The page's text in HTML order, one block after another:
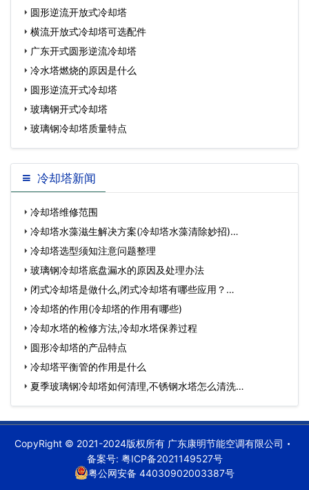
圆形逆流开放式冷却塔
横流开放式冷却塔可选配件
广东开式圆形逆流冷却塔
冷水塔燃烧的原因是什么
圆形逆流开式冷却塔
玻璃钢开式冷却塔
玻璃钢冷却塔质量特点
冷却塔新闻
冷却塔维修范围
冷却塔水藻滋生解决方案(冷却塔水藻清除妙招)…
冷却塔选型须知注意问题整理
玻璃钢冷却塔底盘漏水的原因及处理办法
闭式冷却塔是做什么,闭式冷却塔有哪些应用？…
冷却塔的作用(冷却塔的作用有哪些)
冷却水塔的检修方法,冷却水塔保养过程
圆形冷却塔的产品特点
冷却塔平衡管的作用是什么
夏季玻璃钢冷却塔如何清理,不锈钢水塔怎么清洗…
CopyRight © 2021-2024版权所有 广东康明节能空调有限公司
备案号: 粤ICP备2021149527号
粤公网安备 44030902003387号